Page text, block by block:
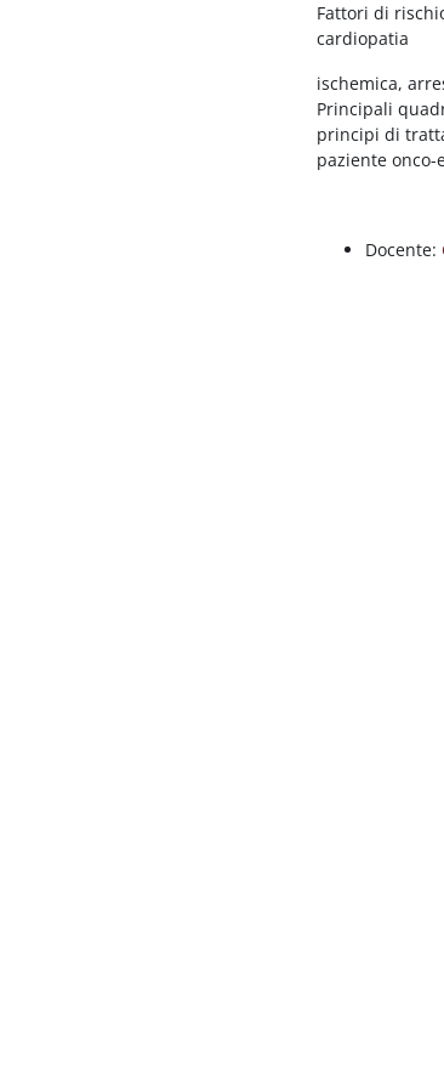
Fattori di
cardiopatia
ischemica,
Principali
principi di
paziente
Docente: